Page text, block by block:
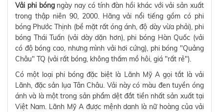
Vải phi bóngngày nay có tính đàn hồi khác với vải sản xuất
trong thập niên 90, 2000. Hãng vải nổi tiếng gồm có phi
bóng Phước Thịnh (bề mặt rất óng ánh, độ dày vừa phải), phi
bóng Thái Tuấn (vải dày dặn hơn), phi bóng Hàn Quốc (vải
có độ bóng cao, nhưng mình vải hơi cứng), phi bóng "Quảng
Châu" TQ (vải rất bóng, không thấm mồ hôi, giá "rất rẻ").
Có một loại phi bóng đặc biệt là Lãnh Mỹ A gọi tắt là vải
Lãnh, đặc sản lụa Tân Châu. Vải này có màu đen tuyền óng
ánh và là một trong sản phẩm dệt đắt tiền nhất sản xuất tại
Việt Nam. Lãnh Mỹ A được mệnh danh là nữ hoàng của vải